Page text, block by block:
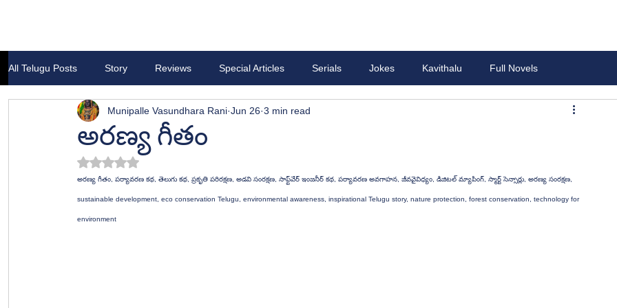
All Telugu Posts Story Reviews Special Articles Serials Jokes Kavithalu Full Novels
అరణ్య గీతం
Munipalle Vasundhara Rani Jun 26 3 min read
Rated NaN out of 5 stars.
అరణ్య గీతం, పర్యావరణ కథ, తెలుగు కథ, ప్రకృతి పరిరక్షణ, అడవి సంరక్షణ, సాఫ్ట్‌వేర్ ఇంజనీర్ కథ, పర్యావరణ అవగాహన, జీవవైవిధ్యం, డిజిటల్ మ్యాపింగ్, స్మార్ట్ సెన్సార్లు, అరణ్య సంరక్షణ,
sustainable development, eco conservation Telugu, environmental awareness, inspirational Telugu story, nature protection, forest conservation, technology for
environment